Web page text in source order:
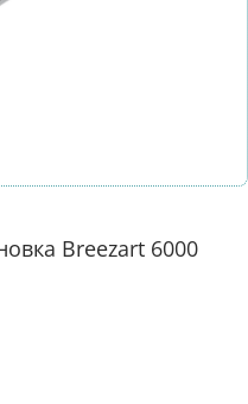
Breezart 6000